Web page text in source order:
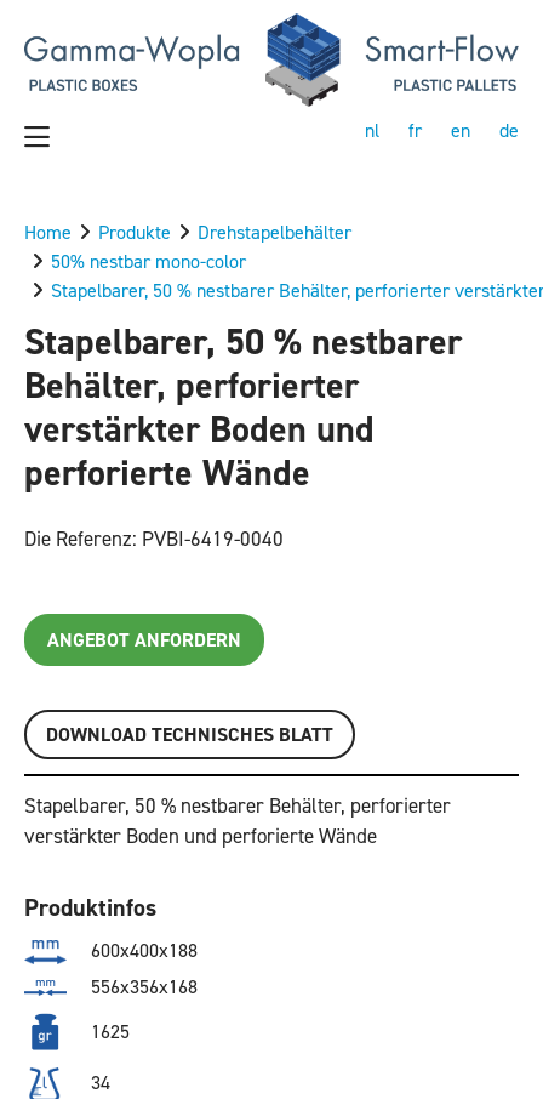
nl fr en de
Home Produkte
Drehstapelbehälter
50% nestbar mono-color
Stapelbarer, 50 % nestbarer Behälter, perforierter
Stapelbarer, 50 % nestbarer
Behälter, perforierter
verstärkter Boden und
perforierte Wände
Die Referenz: PVBI-6419-0040
ANGEBOT ANFORDERN
DOWNLOAD TECHNISCHES BLATT
Stapelbarer, 50 % nestbarer Behälter, perforierter
verstärkter Boden und perforierte Wände
Produktinfos
600x400x188
556x356x168
1625
34